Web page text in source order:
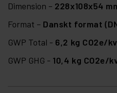
Dimension – 228x108x54
Format – Danskt format
GWP Total - 6,2 kg CO2e/
GWP GHG - 10,4 kg CO2e/